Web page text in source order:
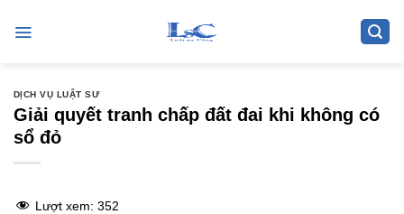
DỊCH VỤ LUẬT SƯ
Giải quyết tranh chấp đất đai khi không có
sổ đỏ
Lượt xem: 352